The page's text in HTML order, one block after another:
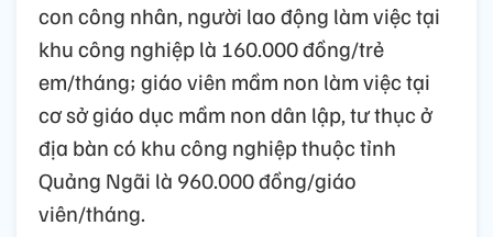
con công nhân, người lao động làm việc tại
khu công nghiệp là 160.000 đồng/trẻ
em/tháng; giáo viên mầm non làm việc tại
cơ sở giáo dục mầm non dân lập, tư thục ở
địa bàn có khu công nghiệp thuộc tỉnh
Quảng Ngãi là 960.000 đồng/giáo
viên/tháng.